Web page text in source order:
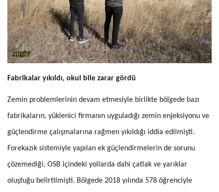
Fabrikalar yıkıldı, okul bile zarar gördü
Zemin problemlerinin devam etmesiyle birlikte bölgede bazı
fabrikaların, yüklenici firmanın uyguladığı zemin enjeksiyonu ve
güçlendirme çalışmalarına rağmen yıkıldığı iddia edilmişti.
Forekazık sistemiyle yapılan ek güçlendirmelerin de sorunu
çözemediği, OSB içindeki yollarda dahi çatlak ve yarıklar
oluştuğu belirtilmişti. Bölgede 2018 yılında 578 öğrenciyle